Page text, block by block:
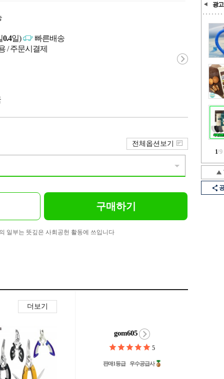
광고
1/9
0.4일)
빠른배송
/ 주문시결제
전체옵션보기
구매하기
일부는 뜻깊은 사회공헌 활동에 쓰입니다
더보기
gom605
5
판매1등급 우수공급사